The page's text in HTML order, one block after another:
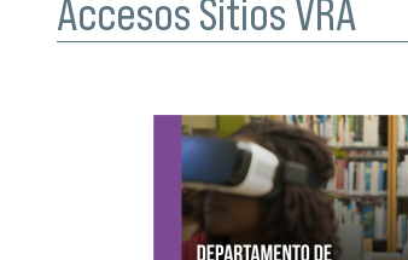
Accesos Sitios VRA